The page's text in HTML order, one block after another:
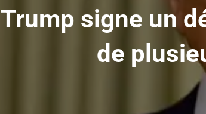
Trump signe un
de